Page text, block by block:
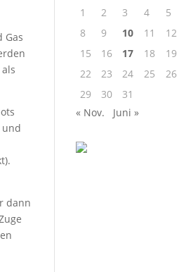
Gas
und
dann
1
2 3 4 5
8
9 10 11 12
15
16 17 18 19
22
23 24 25 26
29
30
31
« Nov.
Juni »